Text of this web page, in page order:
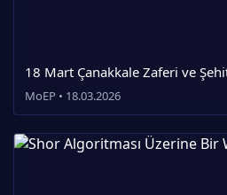
18 Mart Çanakkale Zaferi ve
MoEP • 18.03.2026